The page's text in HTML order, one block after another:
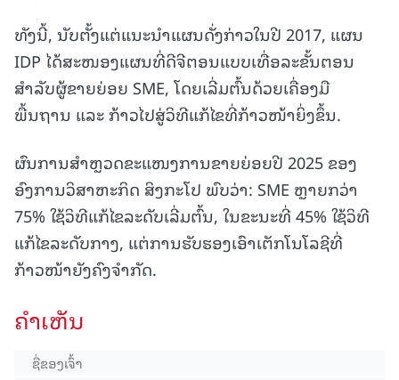
ທັງນີ້, ນັບຕັ້ງແຕ່ແນະນຳແຜນດັ່ງກ່າວໃນປີ 2017, ແຜນ
IDP ໄດ້ສະໜອງແຜນທີ່ດີຈີຕອນແບບເທື່ອລະຂັ້ນຕອນ
ສຳລັບຜູ້ຂາຍຍ່ອຍ SME, ໂດຍເລີ່ມຕົ້ນດ້ວຍເຄື່ອງມື
ພື້ນຖານ ແລະ ກ້າວໄປສູ່ວິທີແກ້ໄຂທີ່ກ້າວໜ້າຍິ່ງຂຶ້ນ.
ຜົນການສຳຫຼວດຂະແໜງການຂາຍຍ່ອຍປີ 2025 ຂອງ
ອົງການວິສາຫະກິດ ສິງກະໂປ ພົບວ່າ: SME ຫຼາຍກວ່າ
75% ໃຊ້ວິທີແກ້ໄຂລະດັບເລີ່ມຕົ້ນ, ໃນຂະນະທີ່ 45% ໃຊ້ວິທີ
ແກ້ໄຂລະດັບກາງ, ແຕ່ການຮັບຮອງເອົາເຕັກໂນໂລຊີທີ່
ກ້າວໜ້າຍັງຄົງຈຳກັດ.
ຄໍາເຫັນ